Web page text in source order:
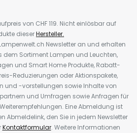
von CHF 119. Nicht einlösbar auf
dieserHersteller.
Newsletter an und erhalten
dem Sortiment Lampen und Leuchten,
und Smart Home Produkte, Rabatt-
Reduzierungen oder Aktionspakete,
und -vorstellungen sowie Inhalte von
und Umfragen sowie Anfragen für
Eine Abmeldung ist
Abmeldelink, den Sie in jedem Newsletter
Kontaktformular. Weitere Informationen